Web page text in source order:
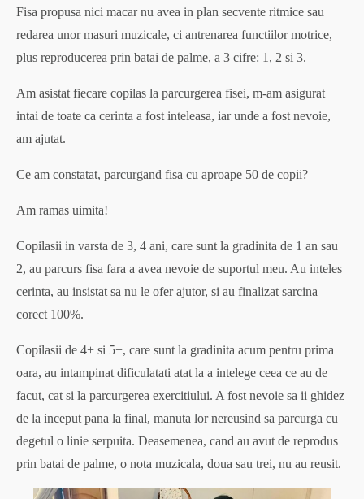
Fisa propusa nici macar nu avea in plan secvente ritmice sau
redarea unor masuri muzicale, ci antrenarea functiilor motrice,
plus reproducerea prin batai de palme, a 3 cifre: 1, 2 si 3.
Am asistat fiecare copilas la parcurgerea fisei, m-am asigurat
intai de toate ca cerinta a fost inteleasa, iar unde a fost nevoie,
am ajutat.
Ce am constatat, parcurgand fisa cu aproape 50 de copii?
Am ramas uimita!
Copilasii in varsta de 3, 4 ani, care sunt la gradinita de 1 an sau
2, au parcurs fisa fara a avea nevoie de suportul meu. Au inteles
cerinta, au insistat sa nu le ofer ajutor, si au finalizat sarcina
corect 100%.
Copilasii de 4+ si 5+, care sunt la gradinita acum pentru prima
oara, au intampinat dificulatati atat la a intelege ceea ce au de
facut, cat si la parcurgerea exercitiului. A fost nevoie sa ii ghidez
de la inceput pana la final, manuta lor nereusind sa parcurga cu
degetul o linie serpuita. Deasemenea, cand au avut de reprodus
prin batai de palme, o nota muzicala, doua sau trei, nu au reusit.